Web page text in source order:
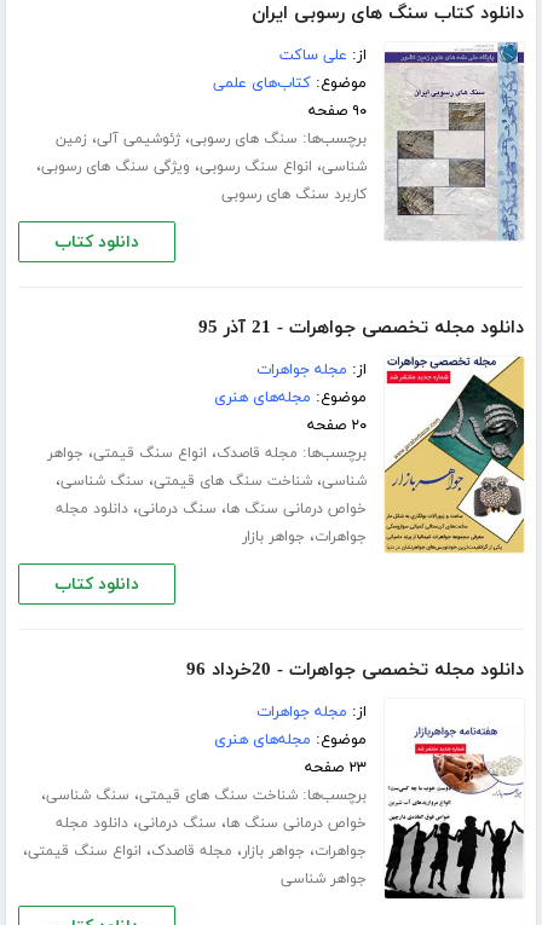
دانلود کتاب سنگ های رسوبی ایران
از: علی ساکت
موضوع:کتاب‌های علمی
۹۰ صفحه
برچسب‌ها: سنگ های رسوبی،ژئوشیمی آلی، زمین
شناسی، انواع سنگ رسوبی، ویژگی سنگ های رسوبی،
کاربرد سنگ های رسوبی
دانلود کتاب
دانلود مجله تخصصی جواهرات - 21 آذر 95
از: مجله جواهرات
موضوع: مجله‌های هنری
۲۰ صفحه
برچسب‌ها: مجله قاصدک، انواع سنگ قیمتی، جواهر
شناسی،شناخت سنگ های قیمتی، سنگ شناسی،
خواص درمانی سنگ ها، سنگ درمانی،دانلود مجله
جواهرات، جواهر بازار
دانلود کتاب
دانلود مجله تخصصی جواهرات - 20خرداد 96
از: مجله جواهرات
موضوع: مجله‌های هنری
۲۳ صفحه
برچسب‌ها:شناخت سنگ های قیمتی، سنگ شناسی،
خواص درمانی سنگ ها، سنگ درمانی،دانلود مجله
جواهرات، جواهر بازار، مجله قاصدک، انواع سنگ قیمتی،
جواهر شناسی